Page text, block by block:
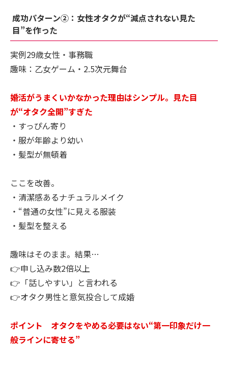
成功パターン②：女性オタクが“減点されない見た
目”を作った
実例29歳女性・事務職
趣味：乙女ゲーム・2.5次元舞台
婚活がうまくいかなかった理由はシンプル。見た目
が“オタク全開”すぎた
・すっぴん寄り
・服が年齢より幼い
・髪型が無頓着
ここを改善。
・清潔感あるナチュラルメイク
・“普通の女性”に見える服装
・髪型を整える
趣味はそのまま。結果…
👉申し込み数2倍以上
👉「話しやすい」と言われる
👉オタク男性と意気投合して成婚
ポイント オタクをやめる必要はない“第一印象だけ一
般ラインに寄せる”